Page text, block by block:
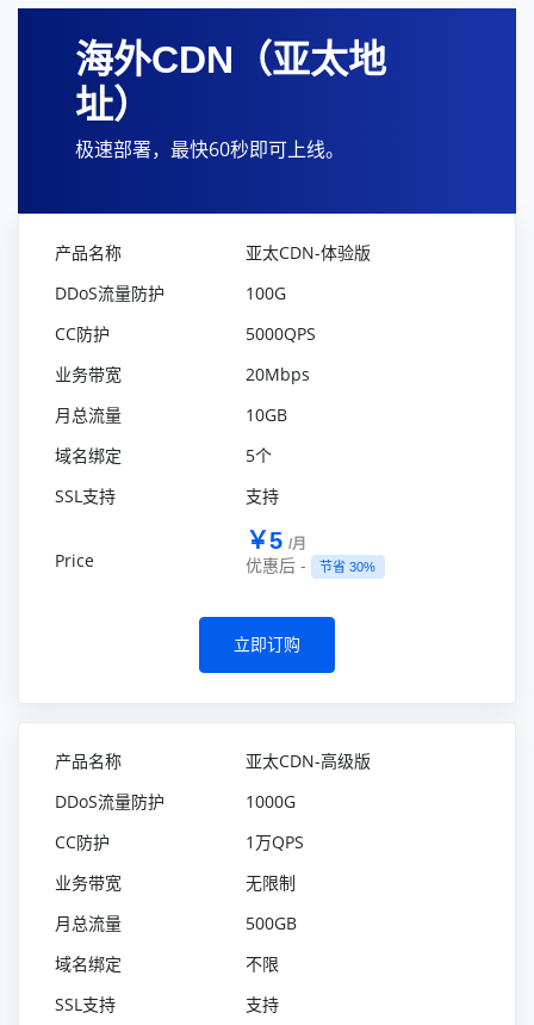
海外CDN（亚太地
址）
极速部署，最快60秒即可上线。
亚太CDN-体验版
100G
5000QPS
20Mbps
10GB
5个
支持
￥5 /月
优惠后 - 节省 30%
立即订购
亚太CDN-高级版
1000G
1万QPS
无限制
500GB
不限
支持